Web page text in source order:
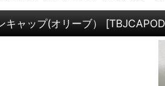
ャップ(オリーブ） [TBJCAPOD